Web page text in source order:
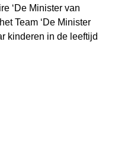
‘De Minister van
Team ‘De Minister
kinderen in de leeftijd